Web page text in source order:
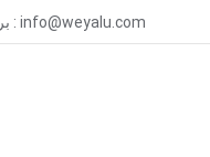
بريد إلكتروني : info@weyalu.com